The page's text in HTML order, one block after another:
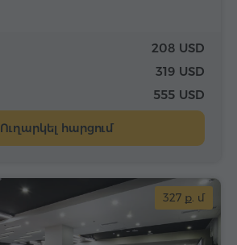
208 USD
319 USD
555 USD
Ուղարկել հարցում
327 ք. մ